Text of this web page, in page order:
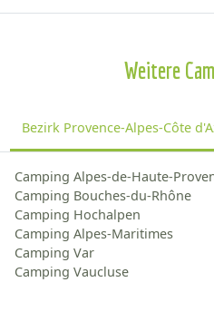
Weitere
Bezirk Provence-Alpes-Côte
Camping Alpes-de-Haute-
Camping Bouches-du-Rhône
Camping Hochalpen
Camping Alpes-Maritimes
Camping Var
Camping Vaucluse